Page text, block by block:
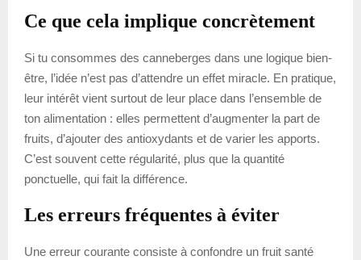
Ce que cela implique concrètement
Si tu consommes des canneberges dans une logique bien-
être, l’idée n’est pas d’attendre un effet miracle. En pratique,
leur intérêt vient surtout de leur place dans l’ensemble de
ton alimentation : elles permettent d’augmenter la part de
fruits, d’ajouter des antioxydants et de varier les apports.
C’est souvent cette régularité, plus que la quantité
ponctuelle, qui fait la différence.
Les erreurs fréquentes à éviter
Une erreur courante consiste à confondre un fruit santé